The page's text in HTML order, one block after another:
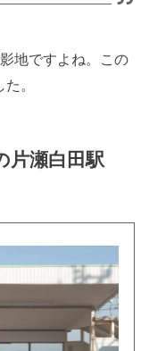
地ですよね。この
。
片瀬白田駅